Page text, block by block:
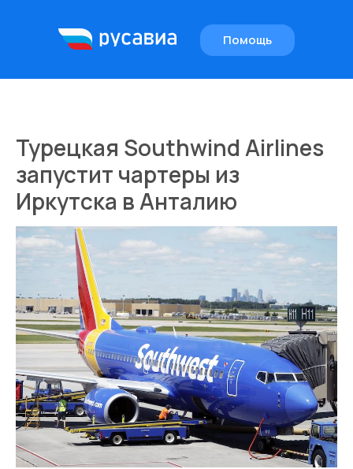
Помощь
Турецкая Southwind Airlines
запустит чартеры из
Иркутска в Анталию